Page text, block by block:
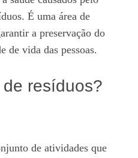
É uma área de
a preservação do
de vida das pessoas.
resíduos?
de atividades que